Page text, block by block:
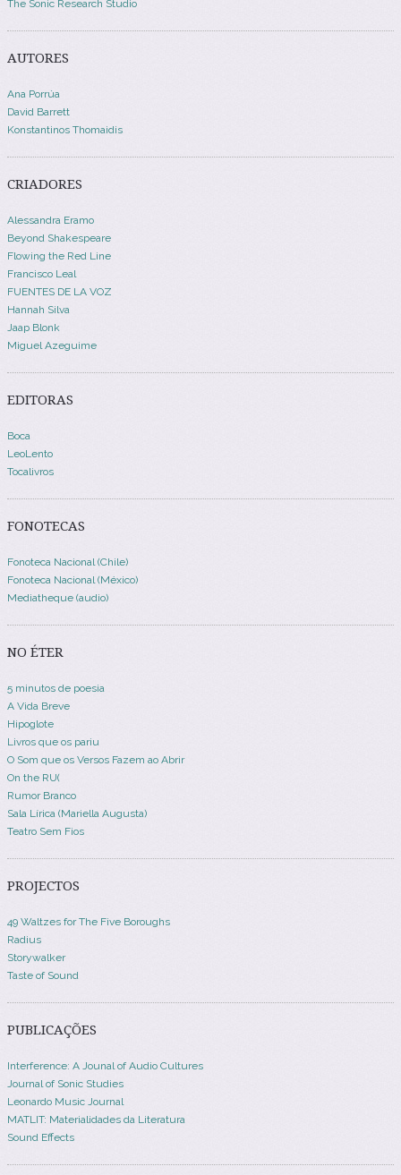
The Sonic Research Studio
AUTORES
Ana Porrúa
David Barrett
Konstantinos Thomaidis
CRIADORES
Alessandra Eramo
Beyond Shakespeare
Flowing the Red Line
Francisco Leal
FUENTES DE LA VOZ
Hannah Silva
Jaap Blonk
Miguel Azeguime
EDITORAS
Boca
LeoLento
Tocalivros
FONOTECAS
Fonoteca Nacional (Chile)
Fonoteca Nacional (México)
Mediatheque (audio)
NO ÉTER
5 minutos de poesia
A Vida Breve
Hipoglote
Livros que os pariu
O Som que os Versos Fazem ao Abrir
On the RU(
Rumor Branco
Sala Lírica (Mariella Augusta)
Teatro Sem Fios
PROJECTOS
49 Waltzes for The Five Boroughs
Radius
Storywalker
Taste of Sound
PUBLICAÇÕES
Interference: A Jounal of Audio Cultures
Journal of Sonic Studies
Leonardo Music Journal
MATLIT: Materialidades da Literatura
Sound Effects